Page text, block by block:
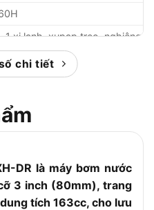
1 xi lanh, xupap treo, nghiêng
lít/phút
45.0mm
từ tính IC
chi tiết
DR là máy bơm nước
3 inch (80mm), trang
tích 163cc, cho lưu